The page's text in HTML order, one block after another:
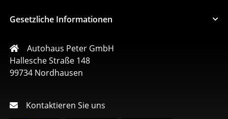
Gesetzliche Informationen
Autohaus Peter GmbH
Hallesche Straße 148
99734 Nordhausen
Kontaktieren Sie uns